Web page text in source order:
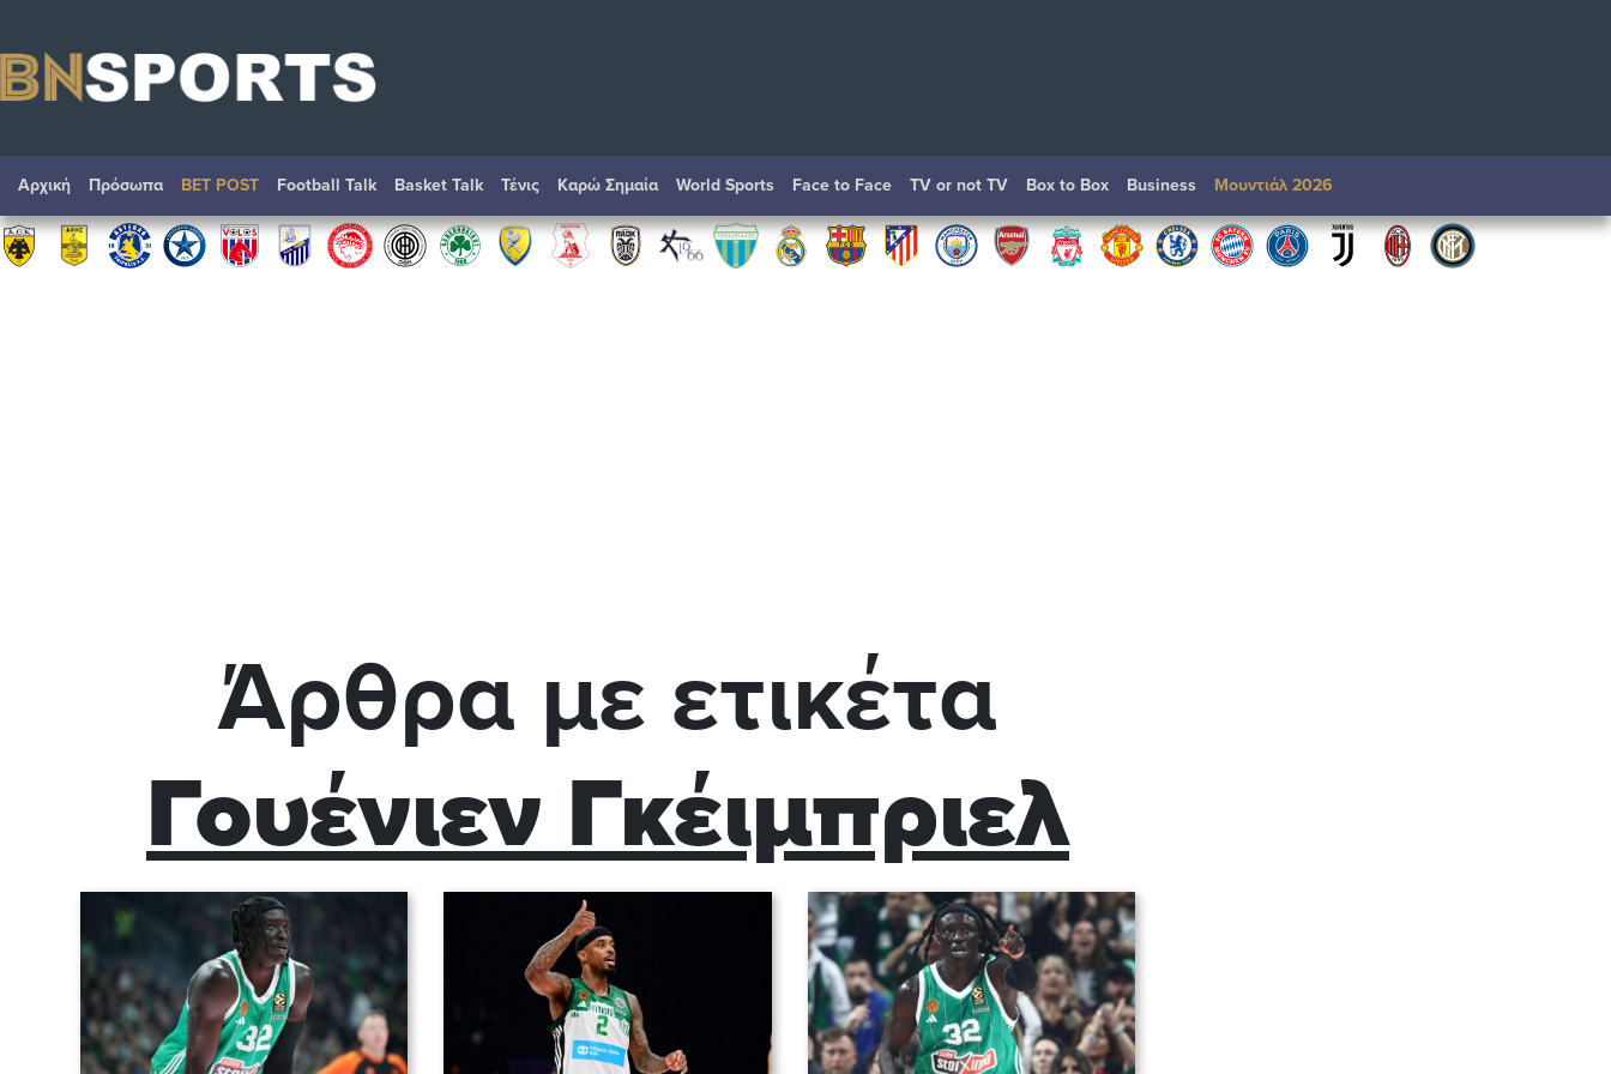
Αρχική Πρόσωπα BET POST Football Talk Basket Talk Τένις Καρώ Σημαία World Sports Face to Face TV or not TV Box to Box Βusiness Μουντιάλ 2026
Άρθρα με ετικέτα
Γουένιεν Γκέιμπριελ